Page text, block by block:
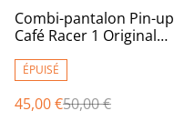
%
Combi-pantalon Pin-up
Café Racer 1 Original
ÉPUISÉ
45,00 €50,00 €